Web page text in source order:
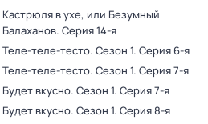
Кастрюля в ухе, или Безумный
Балаханов. Серия 14-я
Теле-теле-тесто. Сезон 1. Серия 6-я
Теле-теле-тесто. Сезон 1. Серия 7-я
Будет вкусно. Сезон 1. Серия 7-я
Будет вкусно. Сезон 1. Серия 8-я